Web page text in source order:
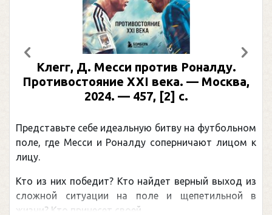
Клегг, Д. Месси против Роналду.
Противостояние XXI века. — Москва,
2024. — 457, [2] с.
Представьте себе идеальную битву на футбольном
поле, где Месси и Роналду соперничают лицом к
лицу.
Кто из них победит? Кто найдет верный выход из
сложной ситуации на поле и щепетильной в
жизни? Кто принесет своей ...
Предыдущий